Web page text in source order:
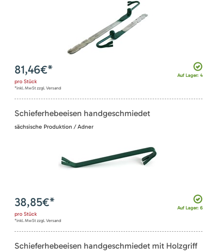
Auf Lager: 4
81,46€*
pro Stück
*inkl. MwSt zzgl. Versand
Schieferhebeeisen handgeschmiedet
sächsische Produktion / Adner
Auf Lager: 6
38,85€*
pro Stück
*inkl. MwSt zzgl. Versand
Schieferhebeeisen handgeschmiedet mit Holzgriff